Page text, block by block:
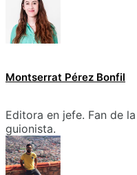
Montserrat Pérez Bonfil
Editora en jefe. Fan de
guionista.